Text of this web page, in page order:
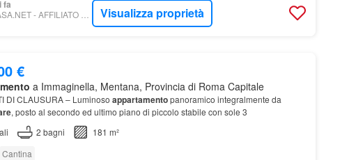
fa
TROVACASA.NET - AFFILIATO TECNOCASA: STUDIO MENTANA 2021 SRL Visualizza proprietà
€
a Immaginella, Mentana, Provincia di Roma Capitale
DI CLAUSURA – Luminoso appartamentopanoramico integralmente da
, posto al secondo ed ultimo piano di piccolo stabile con sole 3
2 bagni
181 m²
Cantina